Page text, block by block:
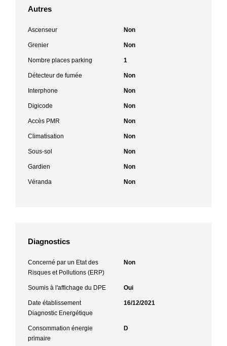
Autres
Ascenseur Non
Grenier Non
Nombre places parking 1
Détecteur de fumée Non
Interphone Non
Digicode Non
Accès PMR Non
Climatisation Non
Sous-sol Non
Gardien Non
Véranda Non
Diagnostics
Concerné par un Etat des
Risques et Pollutions (ERP)
Non
Soumis à l'affichage du DPE Oui
Date établissement
Diagnostic Energétique
16/12/2021
Consommation énergie
primaire
D